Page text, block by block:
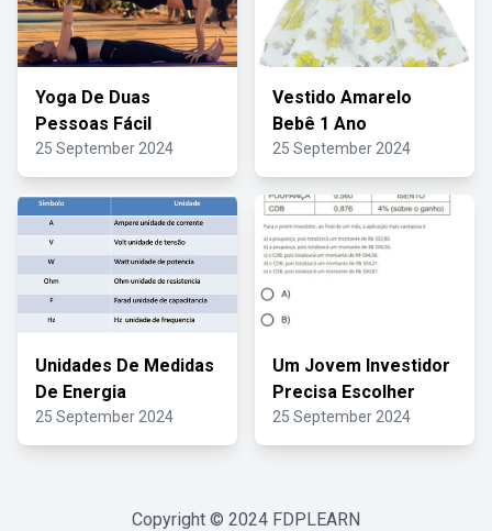
Yoga De Duas
Pessoas Fácil
25 September 2024
Vestido Amarelo
Bebê 1 Ano
25 September 2024
Unidades De Medidas
De Energia
25 September 2024
Um Jovem Investidor
Precisa Escolher
25 September 2024
Copyright © 2024 FDPLEARN